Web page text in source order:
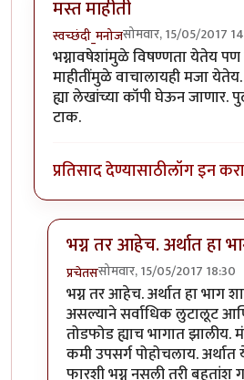
मस्त माहीती
स्वच्छंदी_मनोजसोमवार, 15/05/2017
भग्नावषेशांमुळे विषण्णता येतेय पण
माहीतींमुळे वाचालायही मजा
ह्या लेखांच्या कॉपी घेऊन जाणार.
टाक.
प्रतिसाद देण्यासाठीलॉग इन करा
भग्न तर आहेच. अर्थात हा
प्रचेतससोमवार, 15/05/2017 18:30
In reply toमस्त माहीतीby
भग्न तर आहेच. अर्थात हा भाग
असल्याने सर्वाधिक लुटालूट
तोडफोड ह्याच भागात झालीय.
कमी उपसर्ग पोहोचलाय. अर्थात
फारशी भग्न नसली तरी बहुतांश